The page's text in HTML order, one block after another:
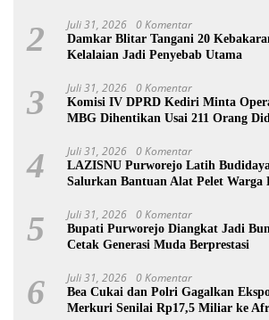
2 Juli 31, 2026 0 Komentar
Damkar Blitar Tangani 20
Kelalaian Jadi Penyebab Utama
3 Juli 31, 2026 0 Komentar
Komisi IV DPRD Kediri Minta
MBG Dihentikan Usai 211 Orang
4 Juli 31, 2026 0 Komentar
LAZISNU Purworejo Latih
Salurkan Bantuan Alat Pelet Warga
5 Juli 31, 2026 0 Komentar
Bupati Purworejo Diangkat Jadi
Cetak Generasi Muda Berprestasi
6 Juli 31, 2026 0 Komentar
Bea Cukai dan Polri Gagalkan
Merkuri Senilai Rp17,5 Miliar ke